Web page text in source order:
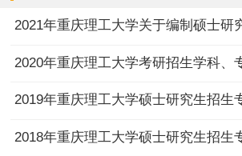
2020年重庆理工大学考研招生学科、
2019年重庆理工大学硕士研究生招生
2018年重庆理工大学硕士研究生招生